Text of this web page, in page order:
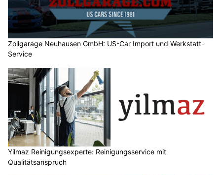
Zollgarage Neuhausen GmbH: US-Car Import und Werkstatt-
Service
Yilmaz Reinigungsexperte: Reinigungsservice mit
Qualitätsanspruch